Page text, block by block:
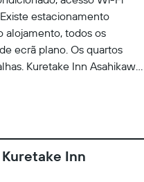
estacionamento
alojamento, todos os
ecrã plano. Os quartos
Kuretake Inn Asahikawa
um restaurante que serve
funcionários da receção
Asahikawa tem vários
proximidades, incluindo
Inn